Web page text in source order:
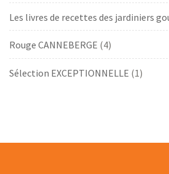
Les livres de recettes des jardiniers
Rouge CANNEBERGE (4)
Sélection EXCEPTIONNELLE (1)